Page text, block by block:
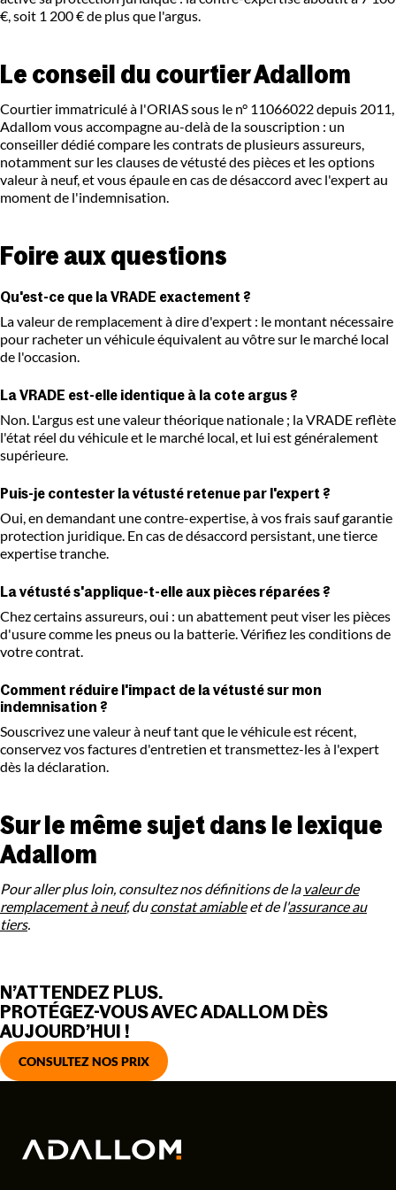
€, soit 1 200 € de plus que l'argus.
Le conseil du courtier Adallom
Courtier immatriculé à l'ORIAS sous le n° 11066022 depuis 2011,
Adallom vous accompagne au-delà de la souscription : un
conseiller dédié compare les contrats de plusieurs assureurs,
notamment sur les clauses de vétusté des pièces et les options
valeur à neuf, et vous épaule en cas de désaccord avec l'expert au
moment de l'indemnisation.
Foire aux questions
Qu'est-ce que la VRADE exactement ?
La valeur de remplacement à dire d'expert : le montant nécessaire
pour racheter un véhicule équivalent au vôtre sur le marché local
de l'occasion.
La VRADE est-elle identique à la cote argus ?
Non. L'argus est une valeur théorique nationale ; la VRADE reflète
l'état réel du véhicule et le marché local, et lui est généralement
supérieure.
Puis-je contester la vétusté retenue par l'expert ?
Oui, en demandant une contre-expertise, à vos frais sauf garantie
protection juridique. En cas de désaccord persistant, une tierce
expertise tranche.
La vétusté s'applique-t-elle aux pièces réparées ?
Chez certains assureurs, oui : un abattement peut viser les pièces
d'usure comme les pneus ou la batterie. Vérifiez les conditions de
votre contrat.
Comment réduire l'impact de la vétusté sur mon
indemnisation ?
Souscrivez une valeur à neuf tant que le véhicule est récent,
conservez vos factures d'entretien et transmettez-les à l'expert
dès la déclaration.
Sur le même sujet dans le lexique
Adallom
Pour aller plus loin, consultez nos définitions de la valeur de
remplacement à neuf, duconstat amiableet de l'assurance au
tiers.
N’ATTENDEZ PLUS.
PROTÉGEZ-VOUS AVEC ADALLOM DÈS
AUJOURD’HUI !
CONSULTEZ NOS PRIX